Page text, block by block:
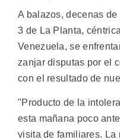
A balazos, decenas
3 de La Planta,
Venezuela, se
zanjar disputas por el
con el resultado de
"Producto de la
esta mañana poco
visita de familiares. La